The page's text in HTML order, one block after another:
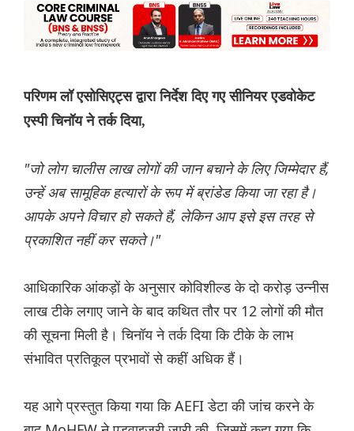
परिणम लॉ एसोसिएट्स द्वारा निर्देश दिए गए सीनियर एडवोकेट
एस्पी चिनॉय ने तर्क दिया,
"जो लोग चालीस लाख लोगों की जान बचाने के लिए जिम्मेदार हैं,
उन्हें अब सामूहिक हत्यारों के रूप में ब्रांडेड किया जा रहा है।
आपके अपने विचार हो सकते हैं, लेकिन आप इसे इस तरह से
प्रकाशित नहीं कर सकते।"
आधिकारिक आंकड़ों के अनुसार कोविशील्ड के दो करोड़ उन्नीस
लाख टीके लगाए जाने के बाद कथित तौर पर 12 लोगों की मौत
की सूचना मिली है। चिनॉय ने तर्क दिया कि टीके के लाभ
संभावित प्रतिकूल प्रभावों से कहीं अधिक हैं।
यह आगे प्रस्तुत किया गया कि AEFI डेटा की जांच करने के